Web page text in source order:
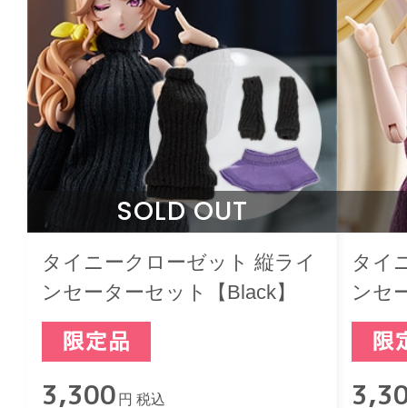
SOLD OUT
タイニークローゼット 縦ライ
ンセーターセット【Black】
3,300 円 税込
タイ
ンセ